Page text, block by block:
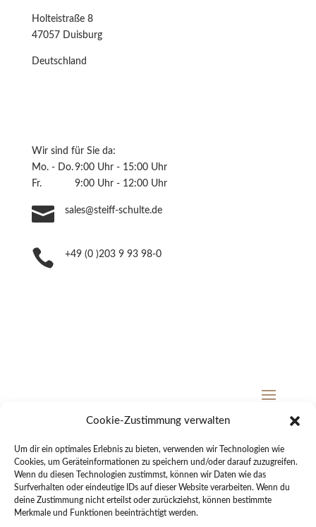
Cookie-Zustimmung verwalten
Um dir ein optimales Erlebnis zu bieten, verwenden wir Technologien wie
Cookies, um Geräteinformationen zu speichern und/oder darauf zuzugreifen.
Wenn du diesen Technologien zustimmst, können wir Daten wie das
Surfverhalten oder eindeutige IDs auf dieser Website verarbeiten. Wenn du
deine Zustimmung nicht erteilst oder zurückziehst, können bestimmte
Merkmale und Funktionen beeinträchtigt werden.
Holteistraße 8
47057 Duisburg
Deutschland
Wir sind für Sie da:
Mo. - Do.9:00 Uhr - 15:00 Uhr
Fr.
9:00 Uhr - 12:00 Uhr
 sales@steiff-schulte.de
 +49 (0 )203 9 93 98-0